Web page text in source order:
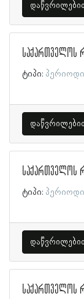
საქართველოს
ტიპი:
საქართველოს
ტიპი:
საქართველოს